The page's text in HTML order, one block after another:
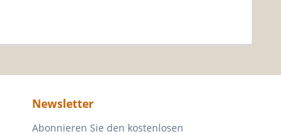
Newsletter
Abonnieren Sie den kostenlosen